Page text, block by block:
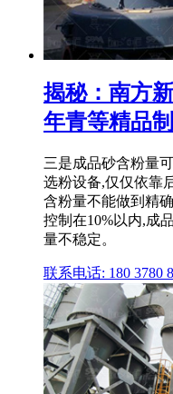
揭秘：南方
年青等精品
三是成品砂含粉量
选粉设备,仅仅依靠
含粉量不能做到精
控制在10%以内,成
量不稳定。
联系电话: 180 3780